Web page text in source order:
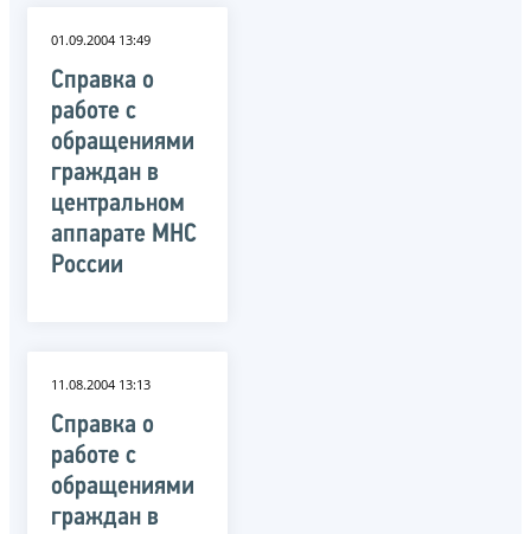
01.09.2004 13:49
Справка о
работе с
обращениями
граждан в
центральном
аппарате МНС
России
11.08.2004 13:13
Справка о
работе с
обращениями
граждан в